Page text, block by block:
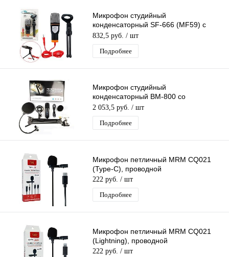
Микрофон студийный
конденсаторный SF-666 (MF59) с
подставкой
832,5 руб. / шт
Подробнее
Микрофон студийный
конденсаторный BM-800 со
встроенной звуковой картой и
пантографом (компл. MF54)
2 053,5 руб. / шт
Подробнее
Микрофон петличный MRM CQ021
(Type-C), проводной
222 руб. / шт
Подробнее
Микрофон петличный MRM CQ021
(Lightning), проводной
222 руб. / шт